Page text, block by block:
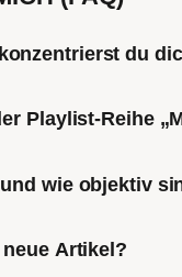
du
Playlist-Reihe
wie objektiv
Artikel?